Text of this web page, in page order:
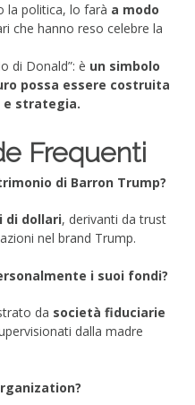
la politica, lo farà a modo
che hanno reso celebre la
di Donald”: è un simbolo
possa essere costruita
e strategia.
Frequenti
di Barron Trump?
di dollari, derivanti da trust
nel brand Trump.
i suoi fondi?
da società fiduciarie
dalla madre